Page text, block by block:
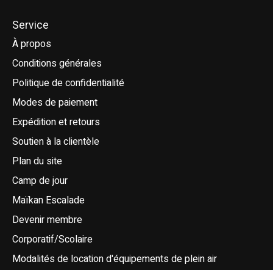
Service
À propos
Conditions générales
Politique de confidentialité
Modes de paiement
Expédition et retours
Soutien à la clientèle
Plan du site
Camp de jour
Maïkan Escalade
Devenir membre
Corporatif/Scolaire
Modalités de location d'équipements de plein air